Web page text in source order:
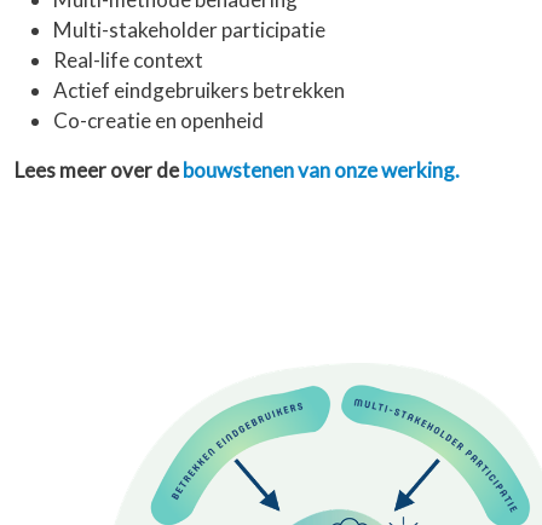
Multi-stakeholder participatie
Real-life context
Actief eindgebruikers betrekken
Co-creatie en openheid
Lees meer over debouwstenen van onze werking.